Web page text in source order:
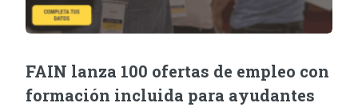
FAIN lanza 100 ofertas de empleo con
formación incluida para ayudantes